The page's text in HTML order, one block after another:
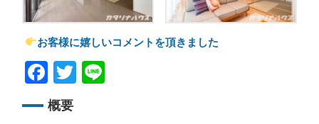
お客様に嬉しいコメントを頂きました
Facebook
Twitter
概要